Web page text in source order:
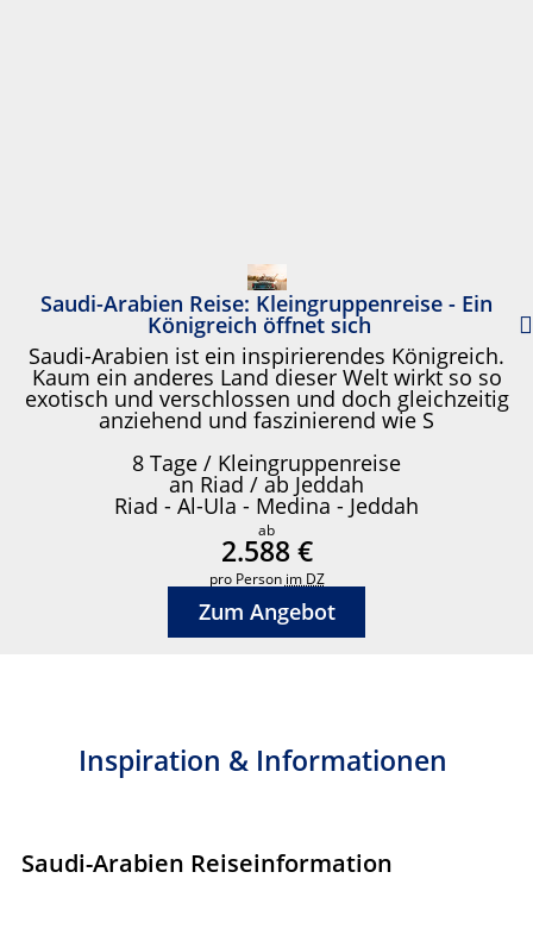
Saudi-Arabien Reise: Kleingruppenreise - Ein
Königreich öffnet sich
Saudi-Arabien ist ein inspirierendes Königreich.
Kaum ein anderes Land dieser Welt wirkt so so
exotisch und verschlossen und doch gleichzeitig
anziehend und faszinierend wie S
8 Tage / Kleingruppenreise
an Riad / ab Jeddah
Riad - Al-Ula - Medina - Jeddah
ab
2.588 €
pro Person im DZ
Zum Angebot
Inspiration & Informationen
Saudi-Arabien Reiseinformation